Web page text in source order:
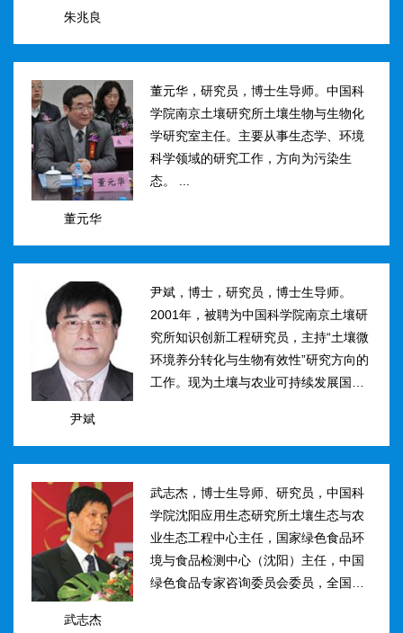
朱兆良
国家、中科院、江苏省科技进步奖和自
董元华
董元华，研究员，博士生导师。中国科
学院南京土壤研究所土壤生物与生物化
学研究室主任。主要从事生态学、环境
科学领域的研究工作，方向为污染生
态。 ...
尹斌
尹斌，博士，研究员，博士生导师。
2001年，被聘为中国科学院南京土壤研
究所知识创新工程研究员，主持“土壤微
环境养分转化与生物有效性”研究方向的
工作。现为土壤与农业可持续发展国家
影...
武志杰
武志杰，博士生导师、研究员，中国科
学院沈阳应用生态研究所土壤生态与农
业生态工程中心主任，国家绿色食品环
境与食品检测中心（沈阳）主任，中国
绿色食品专家咨询委员会委员，全国肥